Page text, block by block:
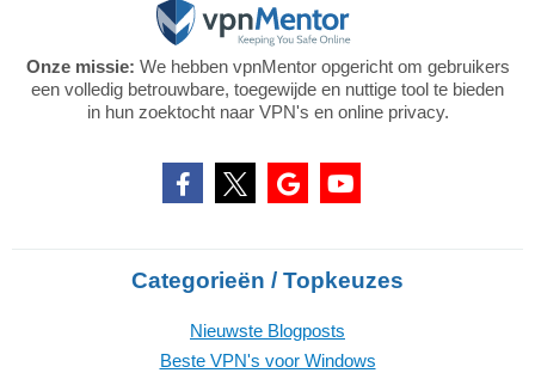
Onze missie: We hebben vpnMentor opgericht om gebruikers
een volledig betrouwbare, toegewijde en nuttige tool te bieden
in hun zoektocht naar VPN's en online privacy.
Categorieën / Topkeuzes
Nieuwste Blogposts
Beste VPN's voor Windows